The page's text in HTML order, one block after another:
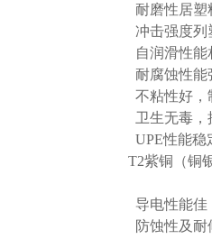
耐磨性居塑
冲击强度
自润滑性能
耐腐蚀性能
不粘性好，
卫生无毒，
UPE性能
T2紫铜（铜
导电性能佳
防蚀性及耐